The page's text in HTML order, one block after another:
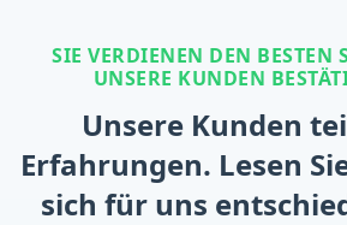
SIE VERDIENEN DEN BESTEN
UNSERE KUNDEN
Unsere Kunden
Erfahrungen. Lesen
sich für uns